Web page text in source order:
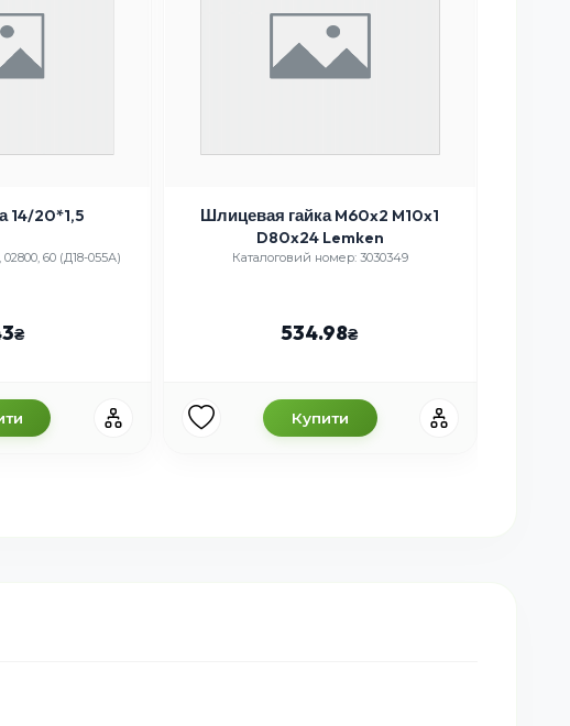
14/20*1,5
60 (Д18-055А)
Шлицевая гайка M60x2 M10x1
D80x24 Lemken
Каталоговий номер: 3030349
534.98
Купити